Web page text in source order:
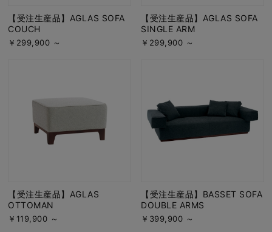
【受注生産品】AGLAS SOFA
COUCH
￥299,900 ～
【受注生産品】AGLAS SOFA
SINGLE ARM
￥299,900 ～
【受注生産品】AGLAS
OTTOMAN
￥119,900 ～
【受注生産品】BASSET SOFA
DOUBLE ARMS
￥399,900 ～